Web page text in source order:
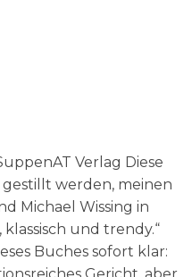
Verlag Diese
werden, meinen
Michael Wissing in
und trendy.“
Buches sofort klar: